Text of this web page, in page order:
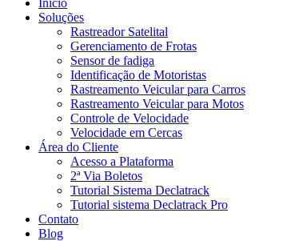
Início
Soluções
Rastreador Satelital
Gerenciamento de Frotas
Sensor de fadiga
Identificação de Motoristas
Rastreamento Veicular para Carros
Rastreamento Veicular para Motos
Controle de Velocidade
Velocidade em Cercas
Área do Cliente
Acesso a Plataforma
2ª Via Boletos
Tutorial Sistema Declatrack
Tutorial sistema Declatrack Pro
Contato
Blog